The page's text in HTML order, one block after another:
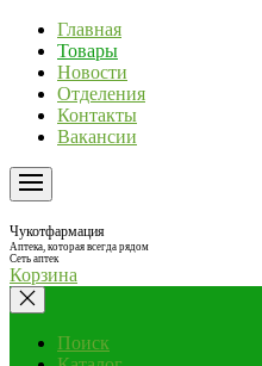
Главная
Товары
Новости
Отделения
Контакты
Вакансии
Чукотфармация
Аптека, которая всегда рядом
Сеть аптек
Корзина
Поиск